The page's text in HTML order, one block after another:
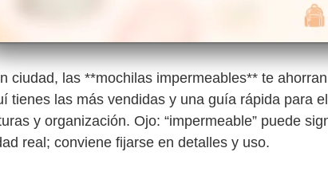
ciudad, las **mochilas impermeables** te
tienes las más vendidas y una guía rápida para
y organización. Ojo: “impermeable” puede
real; conviene fijarse en detalles y uso.